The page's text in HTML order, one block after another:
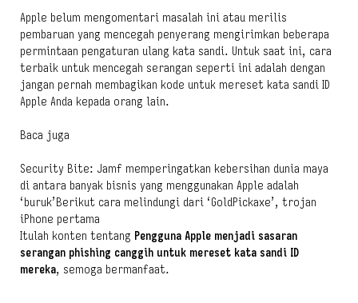
Apple belum mengomentari masalah ini atau merilis
pembaruan yang mencegah penyerang mengirimkan beberapa
permintaan pengaturan ulang kata sandi. Untuk saat ini, cara
terbaik untuk mencegah serangan seperti ini adalah dengan
jangan pernah membagikan kode untuk mereset kata sandi ID
Apple Anda kepada orang lain.
Baca juga
Security Bite: Jamf memperingatkan kebersihan dunia maya
di antara banyak bisnis yang menggunakan Apple adalah
‘buruk’Berikut cara melindungi dari ‘GoldPickaxe’, trojan
iPhone pertama
Itulah konten tentang Pengguna Apple menjadi sasaran
serangan phishing canggih untuk mereset kata sandi ID
mereka, semoga bermanfaat.